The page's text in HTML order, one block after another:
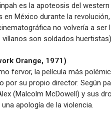
es la apoteosis del
en México durante la
no volvería a ser
son soldados
Orange, 1971).
fervor, la película más
por su propio director. Según
(Malcolm McDowell) y sus
apología de la violencia.